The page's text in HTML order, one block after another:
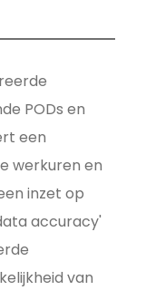
PODs en
een
werkuren en
inzet op
accuracy'
van